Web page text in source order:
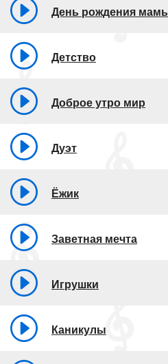
День рождения
Детство
Доброе утро мир
Дуэт
Ёжик
Заветная мечта
Игрушки
Каникулы